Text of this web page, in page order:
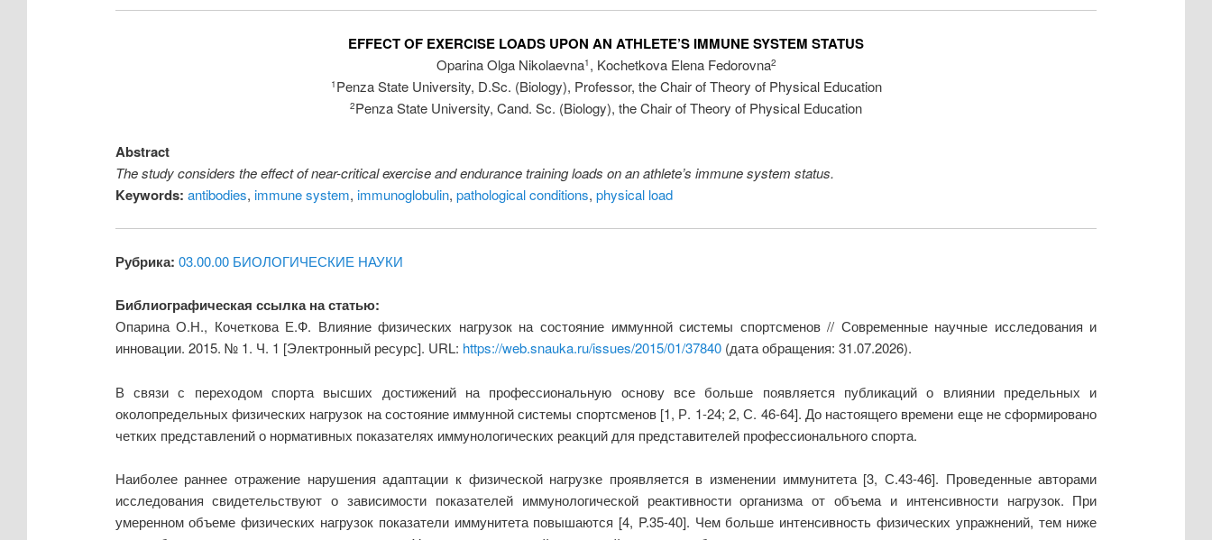
EFFECT OF EXERCISE LOADS UPON AN ATHLETE’S IMMUNE SYSTEM STATUS
Oparina Olga Nikolaevna1 , Kochetkova Elena Fedorovna2
1 Penza State University, D.Sc. (Biology), Professor, the Chair of Theory of Physical Education
2Penza State University, Cand. Sc. (Biology), the Chair of Theory of Physical Education
Abstract
The study considers the effect of near-critical exercise and endurance training loads on an athlete’s immune system status.
Keywords: antibodies, immune system, immunoglobulin, pathological conditions, physical load
Рубрика: 03.00.00 БИОЛОГИЧЕСКИЕ НАУКИ
Библиографическая ссылка на статью:
Опарина О.Н., Кочеткова Е.Ф. Влияние физических нагрузок на состояние иммунной системы спортсменов // Современные научные исследования и
инновации. 2015. № 1. Ч. 1 [Электронный ресурс]. URL: https://web.snauka.ru/issues/2015/01/37840(дата обращения: 31.07.2026).
В связи с переходом спорта высших достижений на профессиональную основу все больше появляется публикаций о влиянии предельных и
околопредельных физических нагрузок на состояние иммунной системы спортсменов [1, Р. 1-24; 2, С. 46-64]. До настоящего времени еще не сформировано
четких представлений о нормативных показателях иммунологических реакций для представителей профессионального спорта.
Наиболее раннее отражение нарушения адаптации к физической нагрузке проявляется в изменении иммунитета [3, С.43-46]. Проведенные авторами
исследования свидетельствуют о зависимости показателей иммунологической реактивности организма от объема и интенсивности нагрузок. При
умеренном объеме физических нагрузок показатели иммунитета повышаются [4, P.35-40]. Чем больше интенсивность физических упражнений, тем ниже